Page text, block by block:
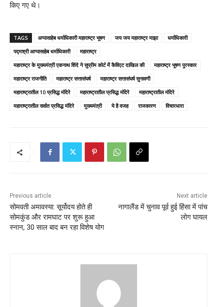
किए गए थे।
TAGS अप्पासाहेब धर्माधिकारी महाराष्ट्र भूषण जय जय महाराष्ट्र माझा
धर्माधिकारी
पद्मश्री आप्पासाहेब धर्माधिकारी
महाराष्ट्र
महाराष्ट्र के मुख्यमंत्री एकनाथ शिंदे ने सुप्रीम कोर्ट में कैविएट दाखिल की
महाराष्ट्र भूषण पुरस्कार
महाराष्ट्र राजनीति
महाराष्ट्र सत्तासंघर्ष
महाराष्ट्र सत्तासंघर्ष सुनावणी
महाराष्ट्रातील 10 प्रसिद्ध मंदिरे
महाराष्ट्रातील प्रसिद्ध मंदिरे
महाराष्ट्रातील मंदिरे
महाराष्ट्रातील सर्वात प्रसिद्ध मंदिरे
मुख्यमंत्री ये है वजह राजकारण विचारधारा
Previous article
सोमवती अमावस्या: सूर्योदय होते ही
सोमकुंड और रामघाट पर शुरू हुआ
स्नान, 30 साल बाद बन रहा विशेष योग
Next article
नागालैंड में चुनाव पूर्व हुई हिंसा में पांच
लोग घायल